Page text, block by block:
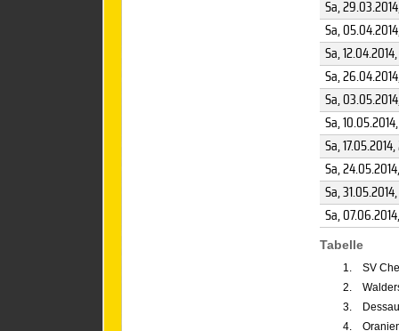
Sa, 29.03.2014
Sa, 05.04.2014
Sa, 12.04.2014
Sa, 26.04.2014
Sa, 03.05.2014
Sa, 10.05.2014
Sa, 17.05.2014,
Sa, 24.05.2014
Sa, 31.05.2014
Sa, 07.06.2014
Tabelle
1.
SV
2.
3.
4.